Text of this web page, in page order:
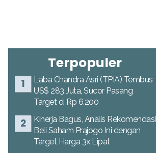
Terpopuler
Laba Chandra Asri (TPIA) Tembus
US$ 283 Juta, Sucor Pasang
Target di Rp 6.200
Kinerja Bagus, Analis Rekomendasi
Beli Saham Prajogo Ini dengan
Target Harga 3x Lipat